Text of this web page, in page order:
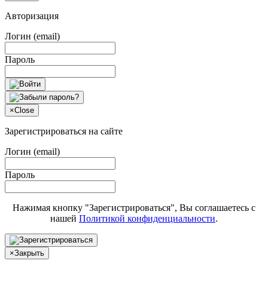
Авторизация
Логин (email)
Пароль
×Close
Зарегистрироваться на сайте
Логин (email)
Пароль
Нажимая кнопку "Зарегистрироваться", Вы соглашаетесь с
нашей Политикой конфиденциальности.
×Закрыть